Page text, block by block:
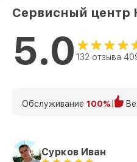
Сервисный центр
5.0 132 отзыва
Обслуживание 100%
Сурков Иван